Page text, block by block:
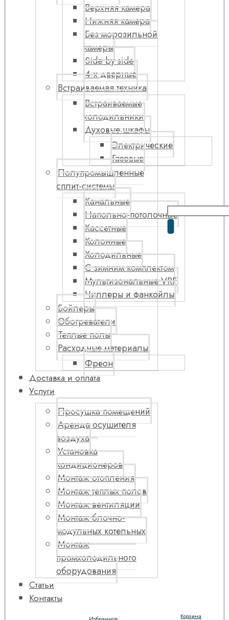
Верхняя камера
Нижняя камера
Без морозильной
камеры
Side by side
4-х дверные
Встраиваемая техника
Встраиваемые
холодильники
Духовые шкафы
Электрические
Газовые
Полупромышленные
сплит-системы
Канальные
Напольно-потолочные
Кассетные
Колонные
Холодильные
С зимним комплектом
Мультизональные VRF
Чиллеры и фанкойлы
Бойлеры
Обогреватели
Теплые полы
Расходные материалы
Фреон
Доставка и оплата
Услуги
Просушка помещений
Аренда осушителя
воздуха
Установка
кондиционеров
Монтаж отопления
Монтаж теплых полов
Монтаж вентиляции
Монтаж блочно-
модульных котельных
Монтаж
промхолодильного
оборудования
Статьи
Контакты
Корзина